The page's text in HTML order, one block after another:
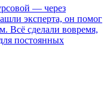
— через
эксперта, он помог
Всё сделали вовремя,
постоянных